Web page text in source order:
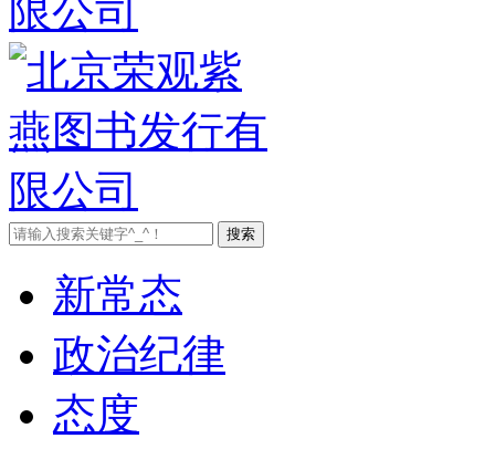
新常态
政治纪律
态度